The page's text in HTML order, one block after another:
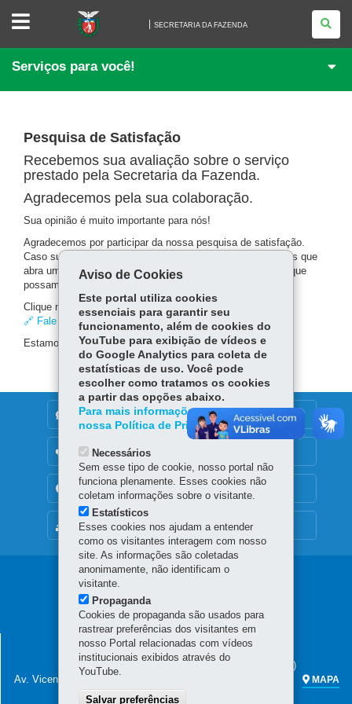
SECRETARIA
FAZENDA
SECRETARIA DA FAZENDA
Serviços para você!
Pesquisa de Satisfação
Recebemos sua avaliação sobre o serviço
prestado pela Secretaria da Fazenda.
Agradecemos pela sua colaboração.
Sua opinião é muito importante para nós!
Agradecemos por participar da nossa pesquisa de satisfação.
Caso sua demanda ainda não tenha sido resolvida, pedimos que
abra um atendimento no Sistema SIGO da Ouvidoria para que
possamos avaliá-la e oferecer o suporte necessário.
Clique no link para registrar sua solicitação:
🔗 Fale com o Ouvidor
Estamos à disposição para ajudá-lo(a)!
MAPA DO SITE
DENUNCIE CORRUPÇÃO
OUVIDORIA
TRANSPARÊNCIA INSTITUCIONAL
Navegação
principal
SECRETARIA DA FAZENDA
Sede administrativa (não há atendimento ao público)
Av. Vicente Machado, 445 - Centro
MAPA
Aviso de Cookies
Este portal utiliza cookies
essenciais para garantir seu
funcionamento, além de cookies do
YouTube para exibição de vídeos e
do Google Analytics para coleta de
estatísticas de uso. Você pode
escolher como tratamos os cookies
a partir das opções abaixo.
Para mais informações, acesse
nossa Política de Privacidade.
Necessários
Sem esse tipo de cookie, nosso portal não
funciona plenamente. Esses cookies não
coletam informações sobre o visitante.
Estatísticos
Esses cookies nos ajudam a entender
como os visitantes interagem com nosso
site. As informações são coletadas
anonimamente, não identificam o
visitante.
Propaganda
Cookies de propaganda são usados para
rastrear preferências dos visitantes em
nosso Portal relacionadas com vídeos
institucionais exibidos através do
YouTube.
Salvar preferências